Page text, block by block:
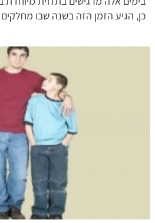
כן, הגיע הזמן הזה בשנה שבו